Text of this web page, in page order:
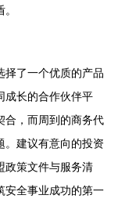
择了一个优质的产品
成长的合作伙伴平
合，而周到的商务代
。建议有意向的投资
政策文件与服务清
安全事业成功的第一